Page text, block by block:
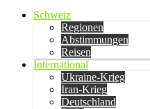
Schweiz
Regionen
Abstimmungen
Reisen
International
Ukraine-Krieg
Iran-Krieg
Deutschland